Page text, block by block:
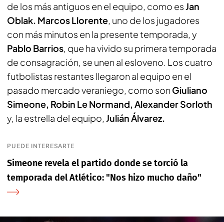
de los más antiguos en el equipo, como esJan
Oblak. Marcos Llorente, uno de los jugadores
con más minutos en la presente temporada, y
Pablo Barrios, que ha vivido su primera temporada
de consagración, se unen al esloveno. Los cuatro
futbolistas restantes llegaron al equipo en el
pasado mercado veraniego, como son Giuliano
Simeone, Robin Le Normand, Alexander Sorloth
y, la estrella del equipo, Julián Álvarez.
PUEDE INTERESARTE
Simeone revela el partido donde se torció la
temporada del Atlético: "Nos hizo mucho daño"